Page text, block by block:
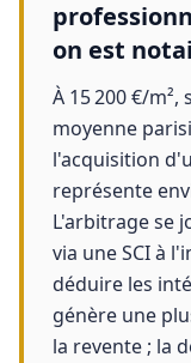
on est
À 15 200 €/m²,
moyenne
l'acquisition
représente
L'arbitrage se
via une SCI à
déduire les
génère une
la revente ; la